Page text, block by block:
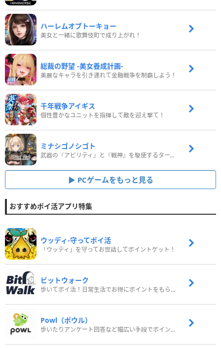
ハーレムオブトーキョー
美女と一緒に歌舞伎町で成り上がれ！
総裁の野望 -美女養成計画-
美麗なキャラを引き連れて金融戦争を制覇しよう！
千年戦争アイギス
個性豊かなユニットを指揮して敵を迎え撃て！
ミナシゴノシゴト
武器の『アビリティ』と『戦神』を駆使するターン制コマンドバトルRPG！
PCゲームをもっと見る
おすすめポイ活アプリ特集
ウッディ‐守ってポイ活
「ウッディ」を守ってお世話してポイントゲット！
ビットウォーク
歩いてポイ活！日常生活でお得にポイントをもらおう
Powl（ポウル）
歩いたりアンケート回答など幅広い手段でポイントをゲット